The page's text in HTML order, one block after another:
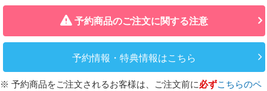
予約商品のご注文に関する注意
予約情報・特典情報はこちら
※ 予約商品をご注文されるお客様は、ご注文前に必ずこちらのペ